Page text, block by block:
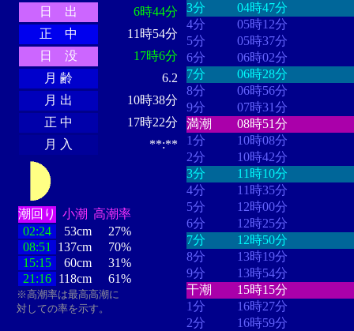
日 出
6時44分
正 中
11時54分
日 没
17時6分
月 齢
6.2
月 出
10時38分
正 中
17時22分
月 入
**:**
潮回り 小潮 高潮率
02:24
53cm
27%
08:51
137cm
70%
15:15
60cm
31%
21:16 118cm 61%
※高潮率は最高高潮に
対しての率を示す。
3分
04時47分
4分
05時12分
5分
05時37分
6分
06時02分
7分
06時28分
8分
06時56分
9分
07時31分
満潮
08時51分
1分
10時08分
2分
10時42分
3分
11時10分
4分
11時35分
5分
12時00分
6分
12時25分
7分
12時50分
8分
13時19分
9分
13時54分
干潮
15時15分
1分
16時27分
2分
16時59分